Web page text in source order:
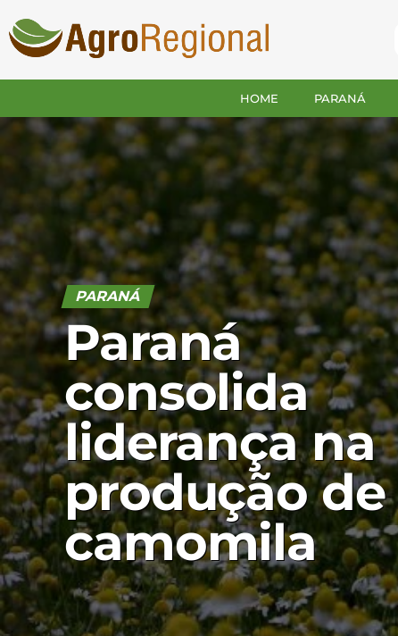
HOME PARANÁ
PARANÁ
Paraná
consolida
liderança na
produção de
camomila